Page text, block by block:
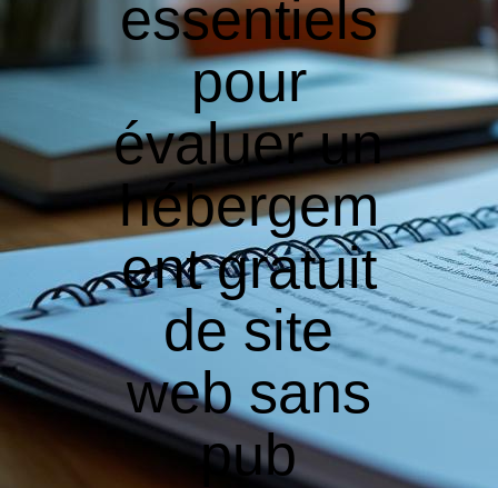
essentiels
pour
évaluer un
hébergem
ent gratuit
de site
web sans
pub